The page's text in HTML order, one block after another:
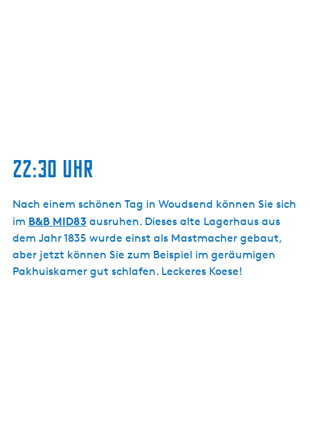
22:30 Uhr
Nach einem schönen Tag in Woudsend können Sie sich
im B&B MID83 ausruhen. Dieses alte Lagerhaus aus
dem Jahr 1835 wurde einst als Mastmacher gebaut,
aber jetzt können Sie zum Beispiel im geräumigen
Pakhuiskamer gut schlafen. Leckeres Koese!